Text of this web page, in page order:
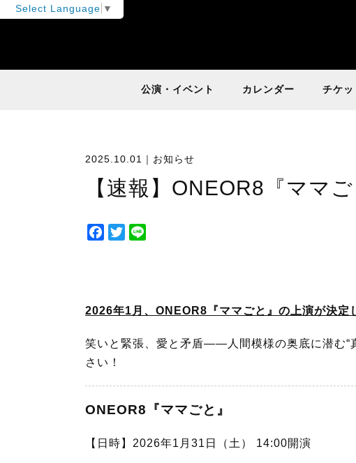
Select Language ▼
公演・イベント カレンダー チケッ
2025.10.01｜ お知らせ
【速報】ONEOR8『ママ
F
o
k
T
e
2026年1月、ONEOR8『ママごと』の上演が決定
笑いと緊張、愛と矛盾――人間模様の奥底に潜む“
さい！
ONEOR8『ママごと』
【日時】2026年1月31日（土） 14:00開演